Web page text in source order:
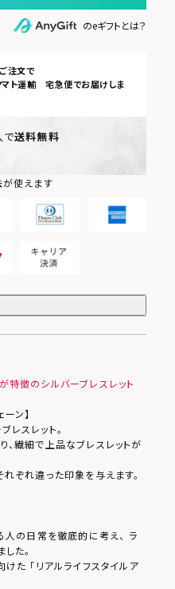
のeギフトとは？
注文で
マト運輸 宅急便でお届けしま
送料無料
が使えます
特徴のシルバーブレスレット
ン】
スレット。
繊細で上品なブレスレットが
ぞれ違った印象を与えます。
人の日常を徹底的に考え、 ラ
た。
た 「リアルライフスタイルア